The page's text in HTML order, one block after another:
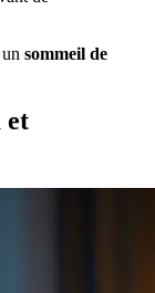
sommeil de
et